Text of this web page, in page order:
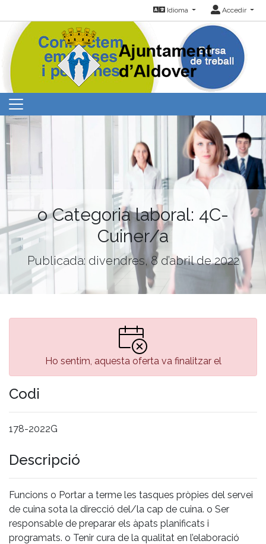
Idioma Accedir
o Categoria laboral: 4C-
Cuiner/a
Publicada: divendres, 8 d’abril de 2022
Ho sentim, aquesta oferta va finalitzar el
Codi
178-2022G
Descripció
Funcions o Portar a terme les tasques pròpies del servei
de cuina sota la direcció del/la cap de cuina. o Ser
responsable de preparar els àpats planificats i
programats. o Tenir cura de la qualitat en l’elaboració